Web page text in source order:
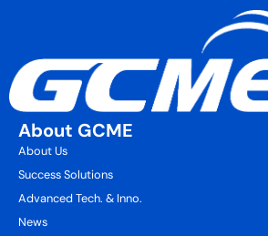
About GCME
About Us
Success Solutions
Advanced Tech. & Inno.
News